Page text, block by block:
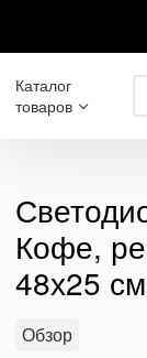
Каталог
товаров
Кофе,
48х25 см
Обзор